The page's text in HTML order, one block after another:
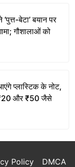
बेटा’ बयान पर
गौशालाओं को
प्लास्टिक के नोट,
₹20 और ₹50 जैसे
Policy DMCA